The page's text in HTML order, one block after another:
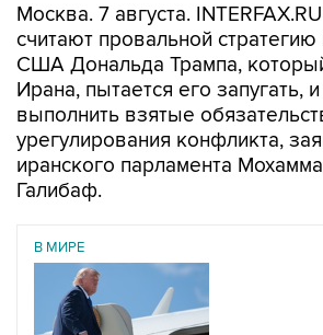
Москва. 7 августа.
считают провальной
США Дональда Трампа,
Ирана, пытается его запугать,
выполнить взятые
урегулирования конфликта,
иранского парламента
Галибаф.
В МИРЕ